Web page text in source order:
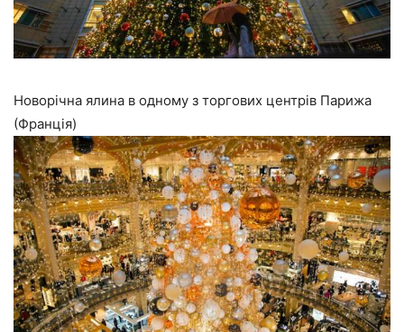
Новорічна ялина в одному з торгових центрів Парижа
(Франція)